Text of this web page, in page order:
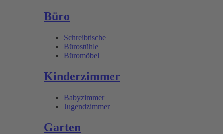
Büro
Schreibtische
Bürostühle
Büromöbel
Kinderzimmer
Babyzimmer
Jugendzimmer
Garten